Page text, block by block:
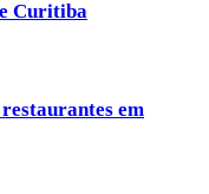
Curitiba
em